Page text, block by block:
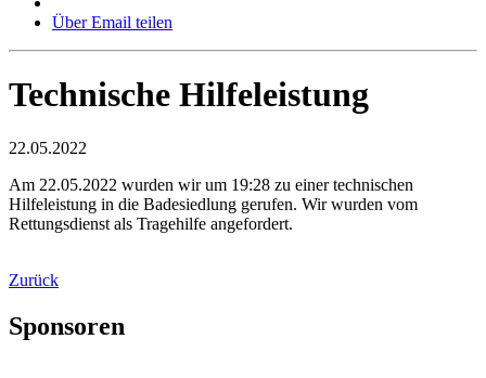
Über Email teilen
Technische Hilfeleistung
22.05.2022
Am 22.05.2022 wurden wir um 19:28 zu einer technischen
Hilfeleistung in die Badesiedlung gerufen. Wir wurden vom
Rettungsdienst als Tragehilfe angefordert.
Zurück
Sponsoren